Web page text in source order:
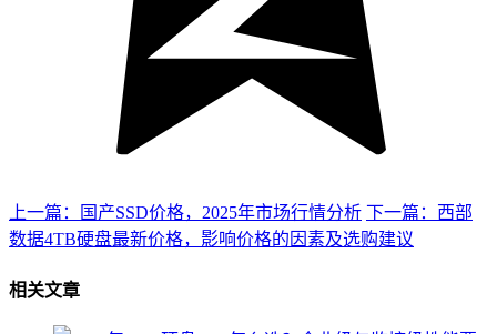
上一篇：国产SSD价格，2025年市场行情分析 下一篇：西部
数据4TB硬盘最新价格，影响价格的因素及选购建议
相关文章